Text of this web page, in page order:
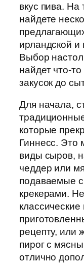
вкус пива. На
найдете
ирландской
Выбор
найдет что-то
закусок до
Для начала,
которые
Гиннесс. Это
виды сыров,
чеддер или
подаваемые
крекерами.
рецепту, или
пирог с
отлично